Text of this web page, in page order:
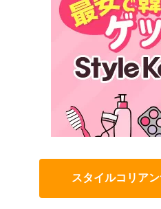
スタイルコリア